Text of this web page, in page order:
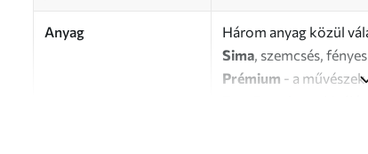
Anyag
Három anyag közül
Sima, szemcsés,
Prémium - a